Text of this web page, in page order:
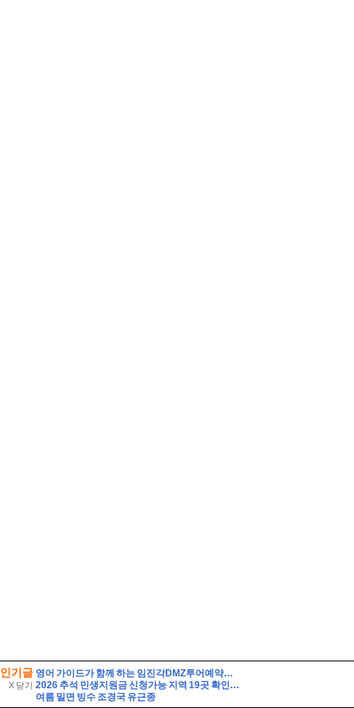
인기글
X 닫기
영어 가이드가 함께 하는 임진각DMZ투어예약후기 외국인관광추천해요
2026 추석 민생지원금 신청가능 지역 19곳 확인, 신청방법 총정리(명절지원금)
여름 밀면 빙수 조경국 유근종